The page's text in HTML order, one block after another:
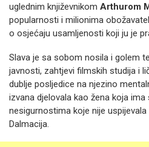
uglednim književnikom Arthurom
popularnosti i milionima
o osjećaju usamljenosti koji ju je
Slava je sa sobom nosila i golem
javnosti, zahtjevi filmskih studija i
dublje posljedice na njezino
izvana djelovala kao žena koja
nesigurnostima koje nije
Dalmacija.